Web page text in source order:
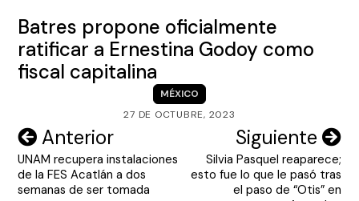
Batres propone oficialmente
ratificar a Ernestina Godoy como
fiscal capitalina
MÉXICO
27 DE OCTUBRE, 2023
Navegación
de
entradas
Anterior
UNAM recupera instalaciones
de la FES Acatlán a dos
semanas de ser tomada
Siguiente
Silvia Pasquel reaparece;
esto fue lo que le pasó tras
el paso de “Otis” en